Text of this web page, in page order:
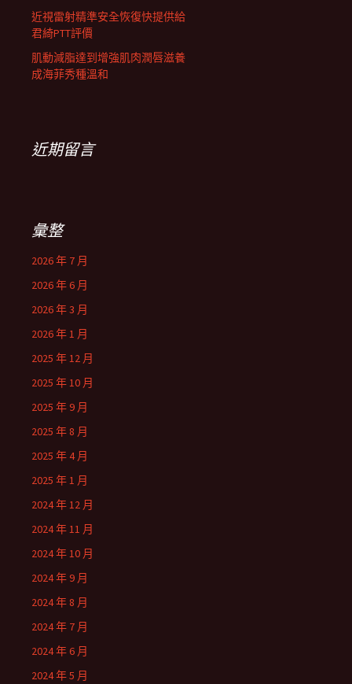
近視雷射精準安全恢復快提供給
君綺PTT評價
肌動減脂達到增強肌肉潤唇滋養
成海菲秀種溫和
近期留言
彙整
2026 年 7 月
2026 年 6 月
2026 年 3 月
2026 年 1 月
2025 年 12 月
2025 年 10 月
2025 年 9 月
2025 年 8 月
2025 年 4 月
2025 年 1 月
2024 年 12 月
2024 年 11 月
2024 年 10 月
2024 年 9 月
2024 年 8 月
2024 年 7 月
2024 年 6 月
2024 年 5 月